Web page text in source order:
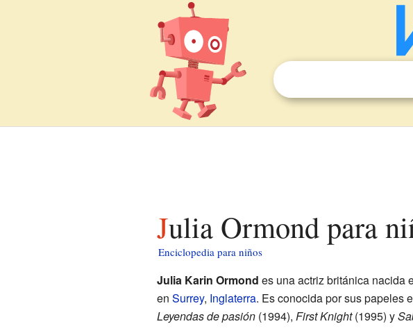
Julia Ormond para
Enciclopedia para niños
Julia Karin Ormond es una actriz británica nacida
en Surrey, Inglaterra. Es conocida por sus papeles
Leyendas de pasión(1994), First Knight(1995) y